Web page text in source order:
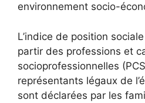
environnement socio-
L’indice de position
partir des professions et
socioprofessionnelles
représentants légaux de
sont déclarées par les